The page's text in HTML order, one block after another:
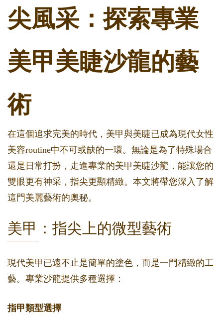
尖風采：探索專業
美甲美睫沙龍的藝
術
在這個追求完美的時代，美甲與美睫已成為現代女性
美容routine中不可或缺的一環。無論是為了特殊場合
還是日常打扮，走進專業的美甲美睫沙龍，能讓您的
雙眼更有神采，指尖更顯精緻。本文將帶您深入了解
這門美麗藝術的奧秘。
美甲：指尖上的微型藝術
現代美甲已遠不止是簡單的塗色，而是一門精緻的工
藝。專業沙龍提供多種選擇：
指甲類型選擇